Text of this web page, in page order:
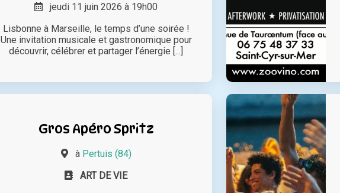
jeudi 11 juin 2026 à 19h00
Lisbonne à Marseille, le temps d’une soirée !
Une invitation musicale et gastronomique pour
découvrir, célébrer et partager l’énergie [...]
Gros Apéro Spritz
à Pertuis (84)
ART DE VIE